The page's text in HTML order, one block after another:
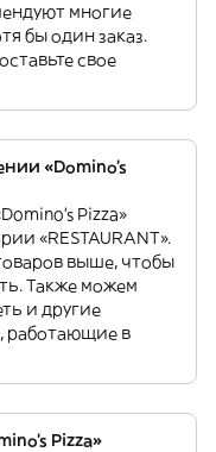
многие
бы один заказ.
свое
«Domino's
Pizza»
«RESTAURANT».
выше, чтобы
Также можем
и другие
работающие в
Pizza»